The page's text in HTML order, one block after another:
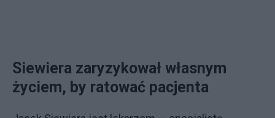
Siewiera zaryzykował własnym
życiem, by ratować pacjenta